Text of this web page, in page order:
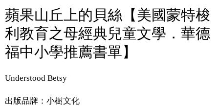
蘋果山丘上的貝絲【美國蒙特梭
利教育之母經典兒童文學．華德
福中小學推薦書單】
Understood Betsy
出版品牌：小樹文化